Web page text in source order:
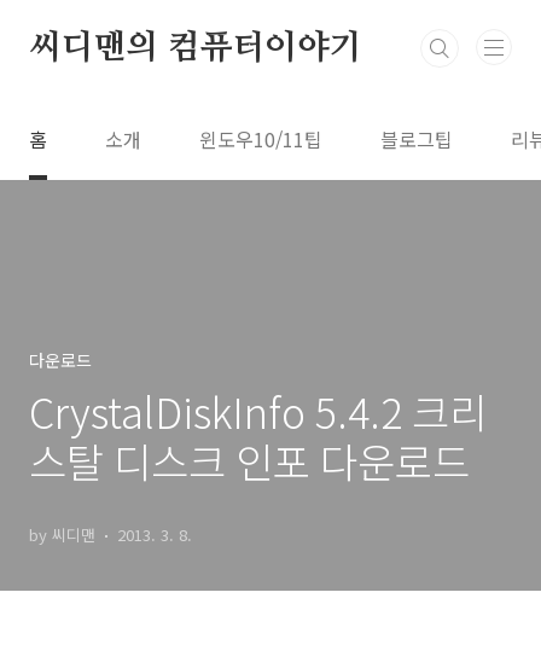
씨디맨의 컴퓨터이야기
홈 소개 윈도우10/11팁 블로그팁 리
다운로드
CrystalDiskInfo 5.4.2 크리
스탈 디스크 인포 다운로드
by 씨디맨 2013. 3. 8.